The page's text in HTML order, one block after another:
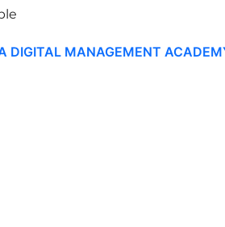
DIGITAL MANAGEMENT